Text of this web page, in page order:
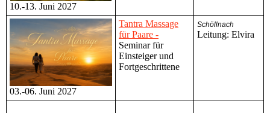
10.-13. Juni 2027
03.-06. Juni 2027
Tantra Massage
für Paare -
Seminar für
Einsteiger und
Fortgeschrittene
Schöllnach
Leitung: Elvira